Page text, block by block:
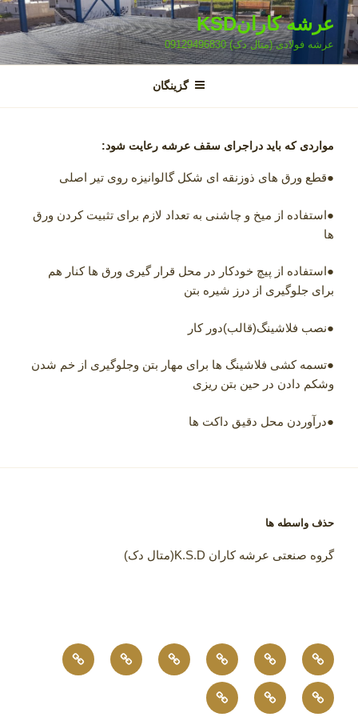
رفتن
به
محتوا
عرشه کارانKSD
عرشه فولادی (متال دک) 09129496830
گزینگان
مواردی که باید دراجرای سقف عرشه رعایت شود:
●قطع ورق های ذوزنقه ای شکل گالوانیزه روی تیر اصلی
●استفاده از میخ و چاشنی به تعداد لازم برای تثبیت کردن ورق
ها
●استفاده از پیچ خودکار در محل قرار گیری ورق ها کنار هم
برای جلوگیری از درز شیره بتن
●نصب فلاشینگ(قالب)دور کار
●تسمه کشی فلاشینگ ها برای مهار بتن وجلوگیری از خم شدن
وشکم دادن در حین بتن ریزی
●درآوردن محل دقیق داکت ها
حذف واسطه ها
گروه صنعتی عرشه کاران K.S.D(متال دک)
مشخصات
و
نوع
نحوه
اجرای
گلمیخ
رزومه
کاری
گروه
جزئیات
و
پروژه
های
مواردی
که
خدمات
گروه
تماس
با
درباره
ما